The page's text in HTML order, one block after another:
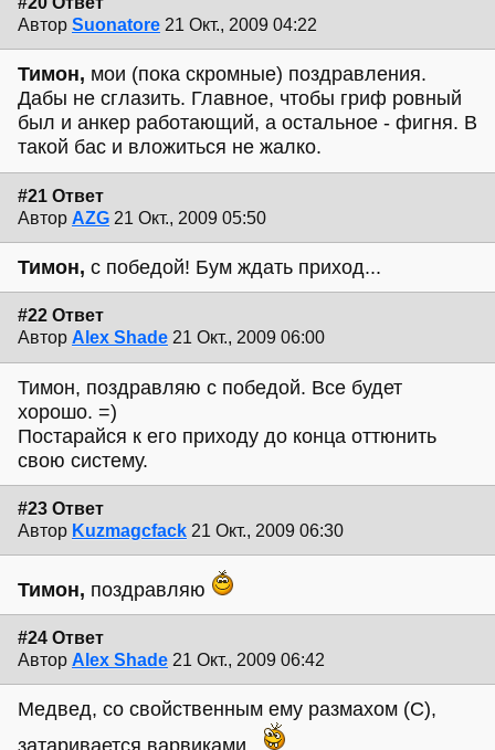
Автор Suonatore 21 Окт., 2009 04:22
Тимон, мои (пока скромные) поздравления.
Дабы не сглазить. Главное, чтобы гриф ровный
был и анкер работающий, а остальное - фигня. В
такой бас и вложиться не жалко.
#21 Ответ
Автор AZG 21 Окт., 2009 05:50
Тимон, с победой! Бум ждать приход...
#22 Ответ
Автор Alex Shade 21 Окт., 2009 06:00
Тимон, поздравляю с победой. Все будет
хорошо. =)
Постарайся к его приходу до конца оттюнить
свою систему.
#23 Ответ
Автор Kuzmagcfack 21 Окт., 2009 06:30
Тимон, поздравляю
#24 Ответ
Автор Alex Shade 21 Окт., 2009 06:42
Медвед, со свойственным ему размахом (С),